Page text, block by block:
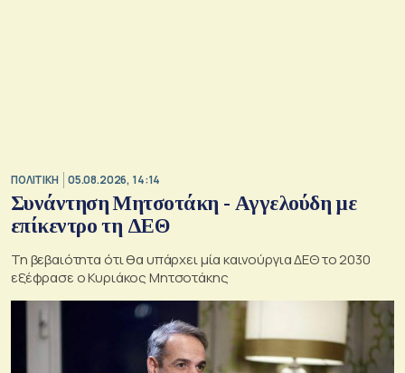
ΠΟΛΙΤΙΚΗ 05.08.2026, 14:14
Συνάντηση Μητσοτάκη - Αγγελούδη με
επίκεντρο τη ΔΕΘ
Τη βεβαιότητα ότι θα υπάρχει μία καινούργια ΔΕΘ το 2030
εξέφρασε ο Κυριάκος Μητσοτάκης